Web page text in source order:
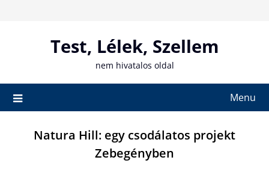
Test, Lélek, Szellem
nem hivatalos oldal
Menu
Natura Hill: egy csodálatos projekt
Zebegényben